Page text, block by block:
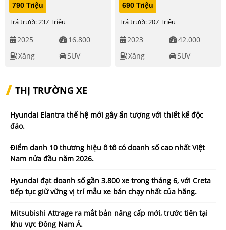
790 Triệu
Trả trước 237 Triệu
2025
16.800
Xăng
SUV
690 Triệu
Trả trước 207 Triệu
2023
42.000
Xăng
SUV
THỊ TRƯỜNG XE
Hyundai Elantra thế hệ mới gây ấn tượng với thiết kế độc
đáo.
Điểm danh 10 thương hiệu ô tô có doanh số cao nhất Việt
Nam nửa đầu năm 2026.
Hyundai đạt doanh số gần 3.800 xe trong tháng 6, với Creta
tiếp tục giữ vững vị trí mẫu xe bán chạy nhất của hãng.
Mitsubishi Attrage ra mắt bản nâng cấp mới, trước tiên tại
khu vực Đông Nam Á.